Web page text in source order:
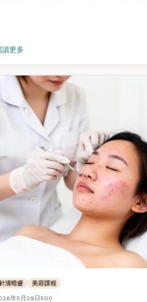
讀更多
清暗瘡 美容課程
年5月29日500